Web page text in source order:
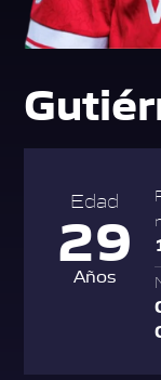
Edad
29
Años